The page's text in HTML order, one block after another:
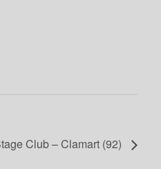
Club – Clamart (92)